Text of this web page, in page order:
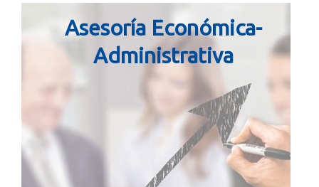
Asesoría Económica-
Administrativa